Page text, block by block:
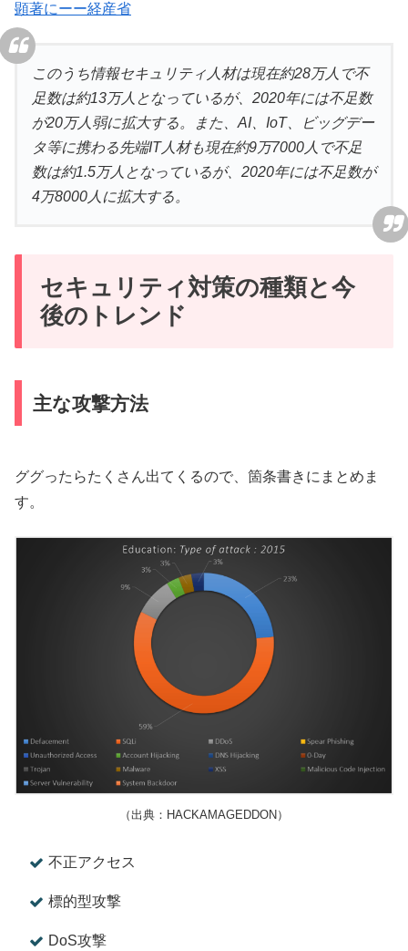
顕著にーー経産省
このうち情報セキュリティ人材は現在約28万人で不
足数は約13万人となっているが、2020年には不足数
が20万人弱に拡大する。また、AI、IoT、ビッグデー
タ等に携わる先端IT人材も現在約9万7000人で不足
数は約1.5万人となっているが、2020年には不足数が
4万8000人に拡大する。
セキュリティ対策の種類と今
後のトレンド
主な攻撃方法
ググったらたくさん出てくるので、箇条書きにまとめま
す。
（出典：HACKAMAGEDDON）
不正アクセス
標的型攻撃
DoS攻撃